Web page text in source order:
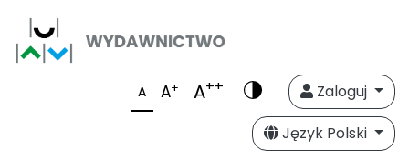
A A+ A++
Zaloguj
Język Polski